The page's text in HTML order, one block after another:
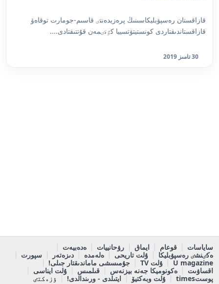
قازاقستان رەسپۋبليكاسىنىڭ پرەزيدەنتٸ قاسىم-جومارت توقاەۆ
قازاقستاندىقتاردى كونستيتۋتسييا كٷنٸمەن قۇتتىقتادى....
30 تامىز 2019
ساياسات قوعام ايماق رۋحانييات
ەدەبيەت
ەكٸنشٸ رەسپۋبليكا
ۇلت تاريحى ەلەمدە دىزەتەر
سپورت
U magazine
ۇلت TV
جۇمىسشى ماماندىقتار جىلى!
اقساۋىت
ەكونوميكا جەنە بيزنەس قىلمىس
ۇلت ايناسى
پوستtimes
ۇلت وبەكتيۆ ايتىلدى - ورىندالدى! ٶزەكتٸ